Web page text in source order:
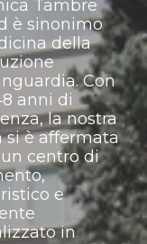
Tambre
è sinonimo
della
Con
anni di
la nostra
si è affermata
centro di
e
in